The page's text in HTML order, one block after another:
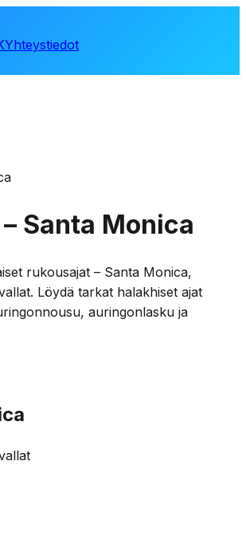
Yhteystiedot
Santa Monica
rukousajat – Santa Monica,
. Löydä tarkat halakhiset ajat
auringonlasku ja